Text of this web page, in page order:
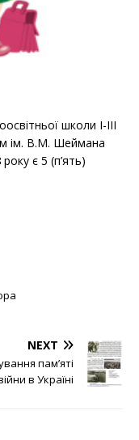
школи І-ІІІ
ім. В.М. Шеймана
року є 5 (п’ять)
NEXT
пам’яті
в Україні